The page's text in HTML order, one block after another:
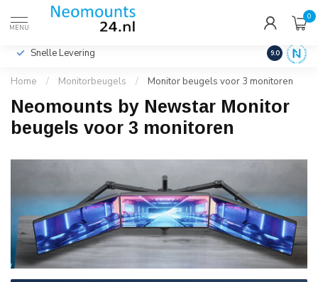
MENU
0
Incl. btw
Snelle Levering Hoge
9.0
Home / Monitorbeugels / Monitor beugels voor 3 monitoren
Neomounts by Newstar Monitor
beugels voor 3 monitoren